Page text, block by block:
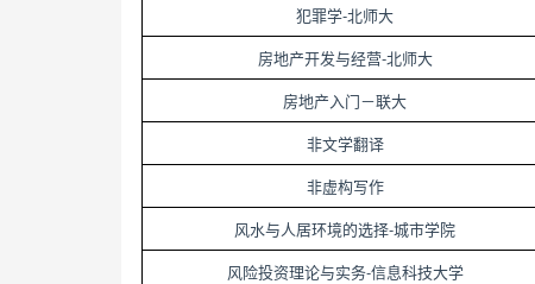
犯罪学-北师大
房地产开发与经营-北师大
房地产入门－联大
非文学翻译
非虚构写作
风水与人居环境的选择-城市学院
风险投资理论与实务-信息科技大学